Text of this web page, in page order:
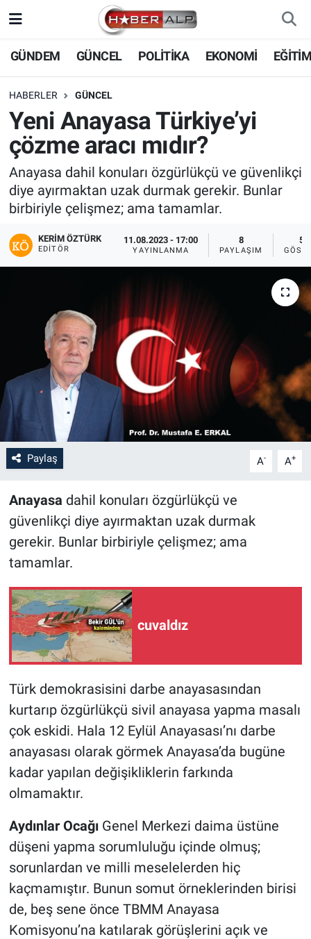
GÜNDEM GÜNCEL POLİTİKA EKONOMİ
HABERLER GÜNCEL
Yeni Anayasa Türkiye’yi
çözme aracı mıdır?
Anayasa dahil konuları özgürlükçü ve güvenlikçi
diye ayırmaktan uzak durmak gerekir. Bunlar
birbiriyle çelişmez; ama tamamlar.
KERIM ÖZTÜRK
EDITÖR
11.08.2023 - 17:00
YAYINLANMA
8
PAYLAŞIM
Paylaş A- A+
Anayasa dahil konuları özgürlükçü ve
güvenlikçi diye ayırmaktan uzak durmak
gerekir. Bunlar birbiriyle çelişmez; ama
tamamlar.
cuvaldız
Türk demokrasisini darbe anayasasından
kurtarıp özgürlükçü sivil anayasa yapma masalı
çok eskidi. Hala 12 Eylül Anayasası’nı darbe
anayasası olarak görmek Anayasa’da bugüne
kadar yapılan değişikliklerin farkında
olmamaktır.
Aydınlar OcağıGenel Merkezi daima üstüne
düşeni yapma sorumluluğu içinde olmuş;
sorunlardan ve milli meselelerden hiç
kaçmamıştır. Bunun somut örneklerinden birisi
de, beş sene önce TBMM Anayasa
Komisyonu’na katılarak görüşlerini açık ve
Nöbetçi Eczaneler
Hava Durumu
Trafik Durumu
Tüm Manşetler
Son Dakika Haberleri
Haber Arşivi